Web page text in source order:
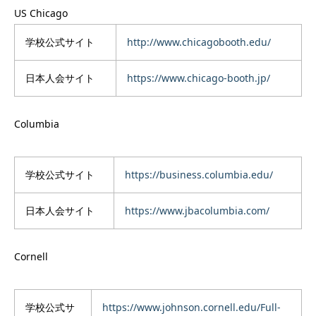
US Chicago
学校公式サイト http://www.chicagobooth.edu/
日本人会サイト https://www.chicago-booth.jp/
Columbia
学校公式サイト https://business.columbia.edu/
日本人会サイト https://www.jbacolumbia.com/
Cornell
学校公式サ
https://www.johnson.cornell.edu/Full-